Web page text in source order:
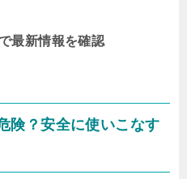
最新情報を確認
険？安全に使いこなす